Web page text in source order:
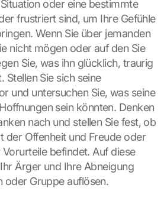
oder eine bestimmte
frustriert sind, um Ihre Gefühle
Wenn Sie über jemanden
nicht mögen oder auf den Sie
Sie, was ihn glücklich, traurig
Stellen Sie sich seine
und untersuchen Sie, was seine
sein könnten. Denken
nach und stellen Sie fest, ob
der Offenheit und Freude oder
befindet. Auf diese
Ärger und Ihre Abneigung
oder Gruppe auflösen.